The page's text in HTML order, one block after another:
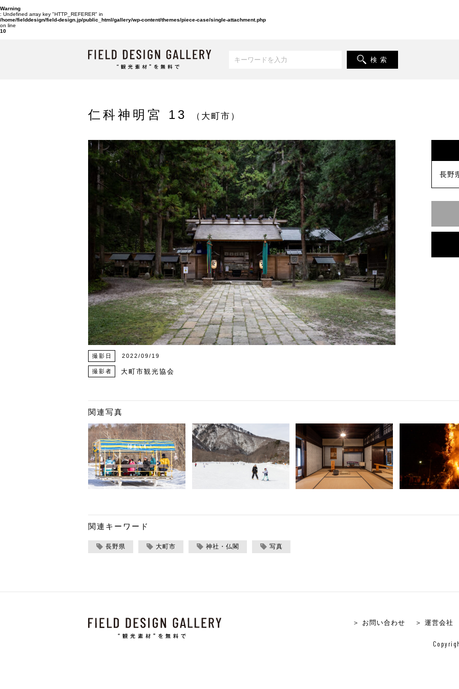
Warning
: Undefined array key "HTTP_REFERER" in
/home/fielddesign/field-design.jp/public_html/gallery/wp-content/themes/piece-case/single-attachment.php
on line
10
検 索
仁科神明宮 13 （大町市）
撮影日 2022/09/19
撮影者 大町市観光協会
長野
関連写真
関連キーワード
長野県 大町市 神社・仏閣 写真
＞ お問い合わせ ＞ 運営会社